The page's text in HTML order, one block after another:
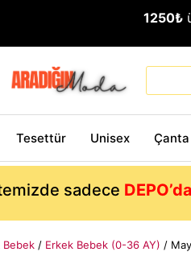
1250₺
Tesettür Unisex Çanta
sadece
Bebek / Erkek Bebek (0-36 AY) /